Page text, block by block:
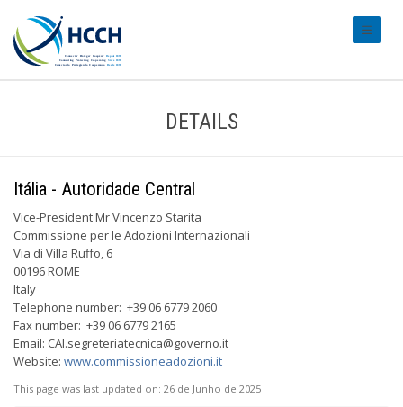
DETAILS
Itália - Autoridade Central
Vice-President Mr Vincenzo Starita
Commissione per le Adozioni Internazionali
Via di Villa Ruffo, 6
00196 ROME
Italy
Telephone number: +39 06 6779 2060
Fax number: +39 06 6779 2165
Email: CAI.segreteriatecnica@governo.it
Website: www.commissioneadozioni.it
This page was last updated on: 26 de Junho de 2025